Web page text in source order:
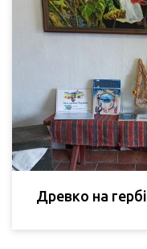
Древко на гербі